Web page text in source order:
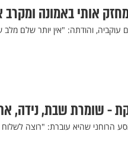
אותי באמונה ומקרב
עוקביה, והודתה: "אין יותר שלם
- שומרת שבת, נידה,
הרוחני שהיא עוברת: "רוצה